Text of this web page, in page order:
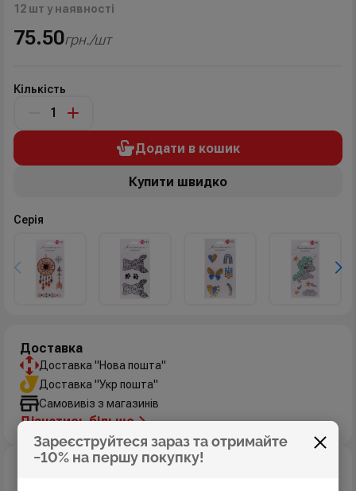
Зареєструйтеся зараз та отримайте
−10% на першу покупку!
12 шт у наявності
75.50грн./шт
Кількість
Додати в кошик
Купити швидко
Серія
Доставка
Доставка "Нова пошта"
Доставка "Укр пошта"
Самовивіз з магазинів
Дізнатись більше